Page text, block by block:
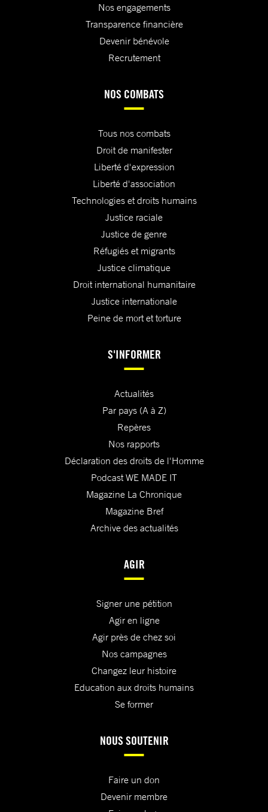
Nos engagements
Transparence financière
Devenir bénévole
Recrutement
NOS COMBATS
Tous nos combats
Droit de manifester
Liberté d'expression
Liberté d'association
Technologies et droits humains
Justice raciale
Justice de genre
Réfugiés et migrants
Justice climatique
Droit international humanitaire
Justice internationale
Peine de mort et torture
S'INFORMER
Actualités
Par pays (A à Z)
Repères
Nos rapports
Déclaration des droits de l'Homme
Podcast WE MADE IT
Magazine La Chronique
Magazine Bref
Archive des actualités
AGIR
Signer une pétition
Agir en ligne
Agir près de chez soi
Nos campagnes
Changez leur histoire
Education aux droits humains
Se former
NOUS SOUTENIR
Faire un don
Devenir membre